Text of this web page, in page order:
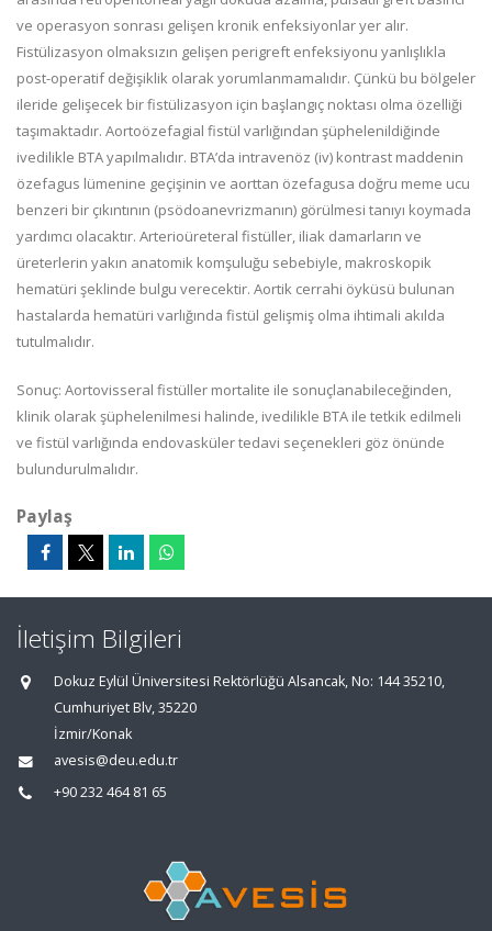
ve operasyon sonrası gelişen kronik enfeksiyonlar yer alır.
Fistülizasyon olmaksızın gelişen perigreft enfeksiyonu yanlışlıkla
post-operatif değişiklik olarak yorumlanmamalıdır. Çünkü bu bölgeler
ileride gelişecek bir fistülizasyon için başlangıç noktası olma özelliği
taşımaktadır. Aortoözefagial fistül varlığından şüphelenildiğinde
ivedilikle BTA yapılmalıdır. BTA’da intravenöz (iv) kontrast maddenin
özefagus lümenine geçişinin ve aorttan özefagusa doğru meme ucu
benzeri bir çıkıntının (psödoanevrizmanın) görülmesi tanıyı koymada
yardımcı olacaktır. Arterioüreteral fistüller, iliak damarların ve
üreterlerin yakın anatomik komşuluğu sebebiyle, makroskopik
hematüri şeklinde bulgu verecektir. Aortik cerrahi öyküsü bulunan
hastalarda hematüri varlığında fistül gelişmiş olma ihtimali akılda
tutulmalıdır.
Sonuç: Aortovisseral fistüller mortalite ile sonuçlanabileceğinden,
klinik olarak şüphelenilmesi halinde, ivedilikle BTA ile tetkik edilmeli
ve fistül varlığında endovasküler tedavi seçenekleri göz önünde
bulundurulmalıdır.
Paylaş
İletişim Bilgileri
Dokuz Eylül Üniversitesi Rektörlüğü Alsancak, No: 144 35210,
Cumhuriyet Blv, 35220
İzmir/Konak
avesis@deu.edu.tr
+90 232 464 81 65